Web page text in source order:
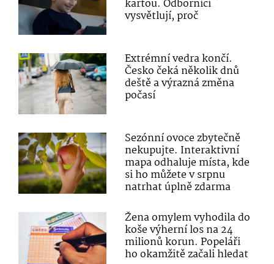
kartou. Odborníci
vysvětlují, proč
Extrémní vedra končí.
Česko čeká několik dnů
deště a výrazná změna
počasí
Sezónní ovoce zbytečně
nekupujte. Interaktivní
mapa odhaluje místa, kde
si ho můžete v srpnu
natrhat úplně zdarma
Žena omylem vyhodila do
koše výherní los na 24
milionů korun. Popeláři
ho okamžitě začali hledat